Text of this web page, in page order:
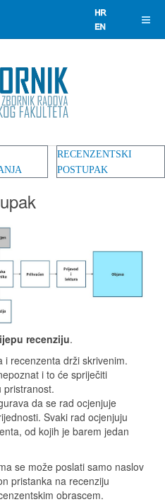
RECENZENTSKI
POSTUPAK
recenziju.
i recenzenta drži skrivenim.
i to će spriječiti
pristranost.
da se rad ocjenjuje
Svaki rad ocjenjuju
od kojih je barem jedan
se može poslati samo naslov
pristanka na recenziju
obrascem.